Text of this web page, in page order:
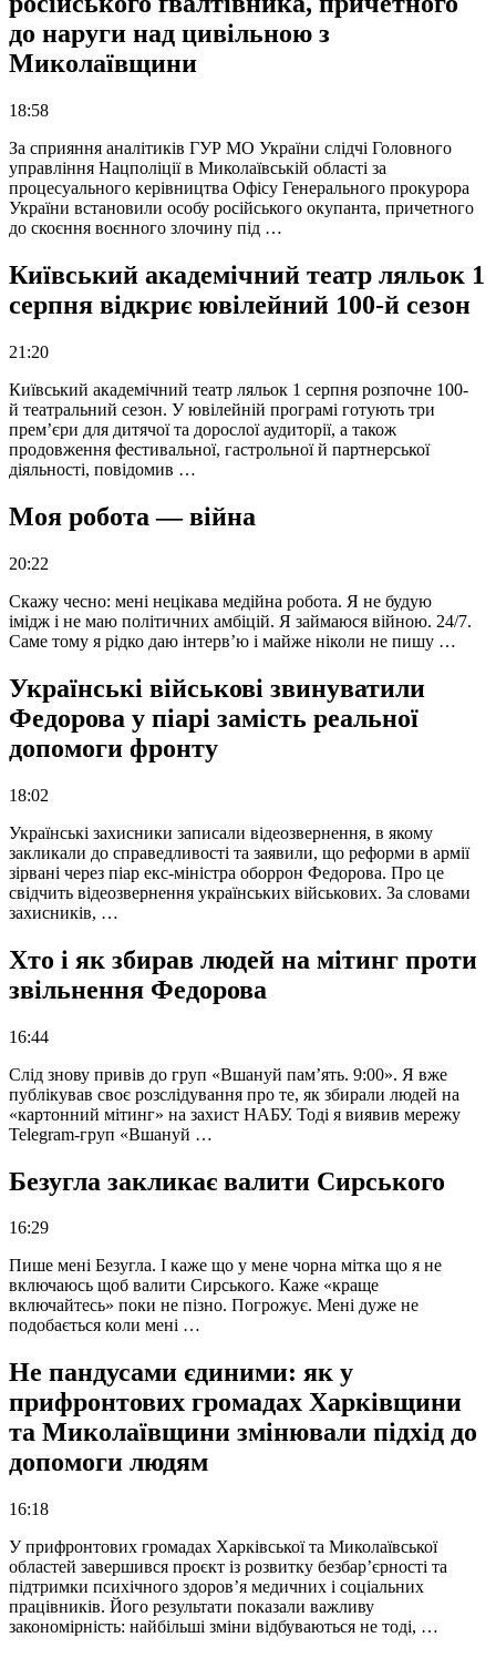
до наруги над цивільною з
Миколаївщини
18:58
За сприяння аналітиків ГУР МО України слідчі Головного
управління Нацполіції в Миколаївській області за
процесуального керівництва Офісу Генерального прокурора
України встановили особу російського окупанта, причетного
до скоєння воєнного злочину під …
Київський академічний театр ляльок 1
серпня відкриє ювілейний 100-й сезон
21:20
Київський академічний театр ляльок 1 серпня розпочне 100-
й театральний сезон. У ювілейній програмі готують три
прем’єри для дитячої та дорослої аудиторії, а також
продовження фестивальної, гастрольної й партнерської
діяльності, повідомив …
Моя робота — війна
20:22
Скажу чесно: мені нецікава медійна робота. Я не будую
імідж і не маю політичних амбіцій. Я займаюся війною. 24/7.
Саме тому я рідко даю інтерв’ю і майже ніколи не пишу …
Українські військові звинуватили
Федорова у піарі замість реальної
допомоги фронту
18:02
Українські захисники записали відеозвернення, в якому
закликали до справедливості та заявили, що реформи в армії
зірвані через піар екс-міністра оборрон Федорова. Про це
свідчить відеозвернення українських військових. За словами
захисників, …
Хто і як збирав людей на мітинг проти
звільнення Федорова
16:44
Слід знову привів до груп «Вшануй пам’ять. 9:00». Я вже
публікував своє розслідування про те, як збирали людей на
«картонний мітинг» на захист НАБУ. Тоді я виявив мережу
Telegram-груп «Вшануй …
Безугла закликає валити Сирського
16:29
Пише мені Безугла. І каже що у мене чорна мітка що я не
включаюсь щоб валити Сирського. Каже «краще
включайтесь» поки не пізно. Погрожує. Мені дуже не
подобається коли мені …
Не пандусами єдиними: як у
прифронтових громадах Харківщини
та Миколаївщини змінювали підхід до
допомоги людям
16:18
У прифронтових громадах Харківської та Миколаївської
областей завершився проєкт із розвитку безбар’єрності та
підтримки психічного здоров’я медичних і соціальних
працівників. Його результати показали важливу
закономірність: найбільші зміни відбуваються не тоді, …